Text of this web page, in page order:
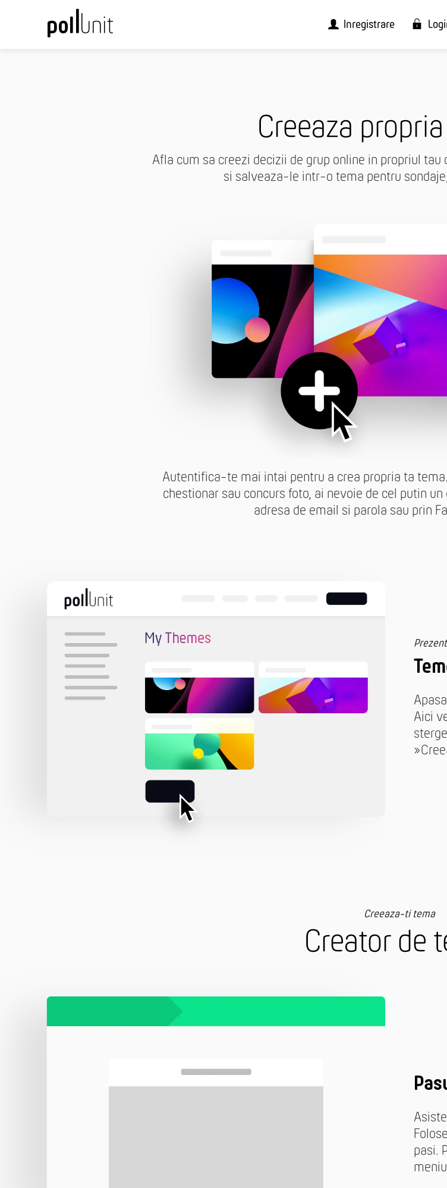
Înregistrare
Creeaza
Afla cum sa creezi decizii de grup online in propriul tau
si salveaza-le intr-o tema pentru
Autentifica-te mai intai pentru a crea propria ta
chestionar sau concurs foto, ai nevoie de cel putin
adresa de email si parola sau prin
Aici
Creeaza-ti tema
Creator de
pasi.